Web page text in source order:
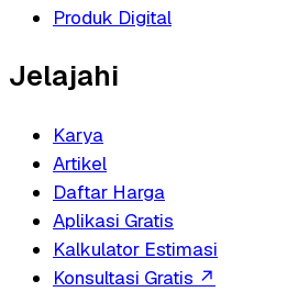
Produk Digital
Jelajahi
Karya
Artikel
Daftar Harga
Aplikasi Gratis
Kalkulator Estimasi
Konsultasi Gratis ↗